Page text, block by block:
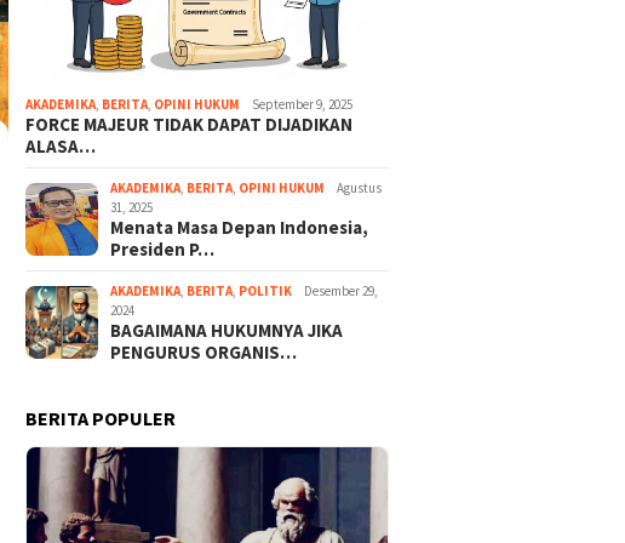
Pemimpin Baru
Indonesia,Prabowo dan
Gibran Resmi Dilantik Jadi
Masa Jabatan 2024-2029
Rekognisi Hukum dan
Kreativitas Dody Satya
Ekagustdiman dalam Musik
AKADEMIKA, BERITA, OPINI HUKUM September 9, 2025
FORCE MAJEUR TIDAK DAPAT DIJADIKAN
ALASA…
AKADEMIKA, BERITA, OPINI HUKUM
Agustus
31, 2025
Menata Masa Depan Indonesia,
Presiden P…
AKADEMIKA, BERITA, POLITIK
Desember 29,
2024
BAGAIMANA HUKUMNYA JIKA
PENGURUS ORGANIS…
BERITA POPULER